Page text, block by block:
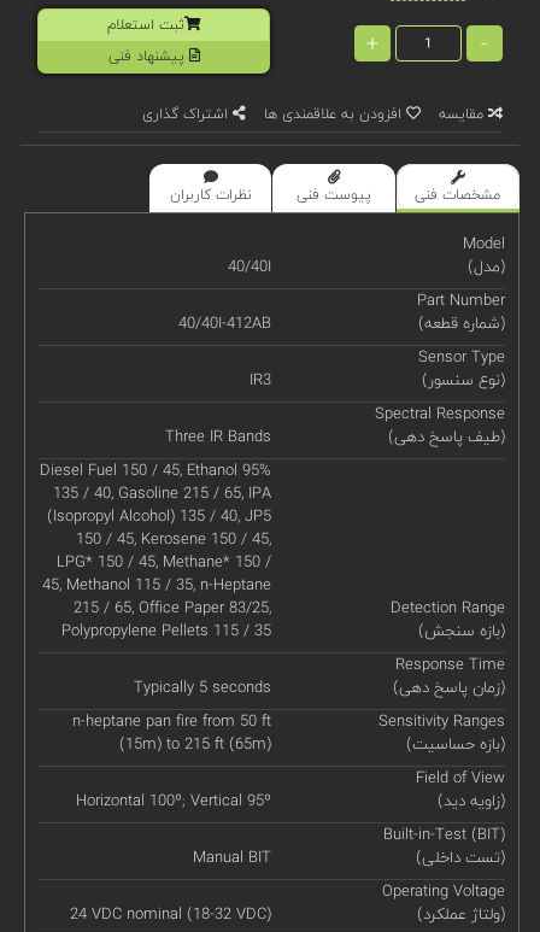
-
+
ثبت استعلام
پیشنهاد فنی
مقایسه افزودن به علاقمندی ها اشتراک گذاری
مشخصات فنی پیوست فنی نظرات کاربران
Model
(مدل)
40/40I
Part Number
(شماره قطعه)
40/40I-412AB
Sensor Type
(نوع سنسور)
IR3
Spectral Response
(طیف پاسخ دهی)
Three IR Bands
Detection Range
(بازه سنجش)
Diesel Fuel 150 / 45, Ethanol 95%
135 / 40, Gasoline 215 / 65, IPA
(Isopropyl Alcohol) 135 / 40, JP5
150 / 45, Kerosene 150 / 45,
LPG* 150 / 45, Methane* 150 /
45, Methanol 115 / 35, n-Heptane
215 / 65, Office Paper 83/25,
Polypropylene Pellets 115 / 35
Response Time
(زمان پاسخ دهی)
Typically 5 seconds
Sensitivity Ranges
(بازه حساسیت)
n-heptane pan fire from 50 ft
(15m) to 215 ft (65m)
Field of View
(زاویه دید)
Horizontal 100º; Vertical 95º
Built-in-Test (BIT)
(تست داخلی)
Manual BIT
Operating Voltage
(ولتاژ عملکرد)
24 VDC nominal (18-32 VDC)